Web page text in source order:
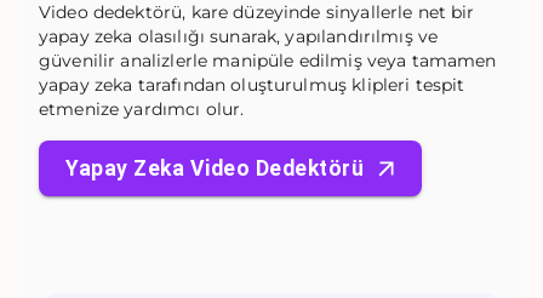
Video dedektörü, kare düzeyinde sinyallerle net bir
yapay zeka olasılığı sunarak, yapılandırılmış ve
güvenilir analizlerle manipüle edilmiş veya tamamen
yapay zeka tarafından oluşturulmuş klipleri tespit
etmenize yardımcı olur.
Yapay Zeka Video Dedektörü